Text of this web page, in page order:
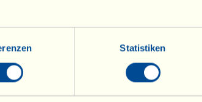
Statistiken